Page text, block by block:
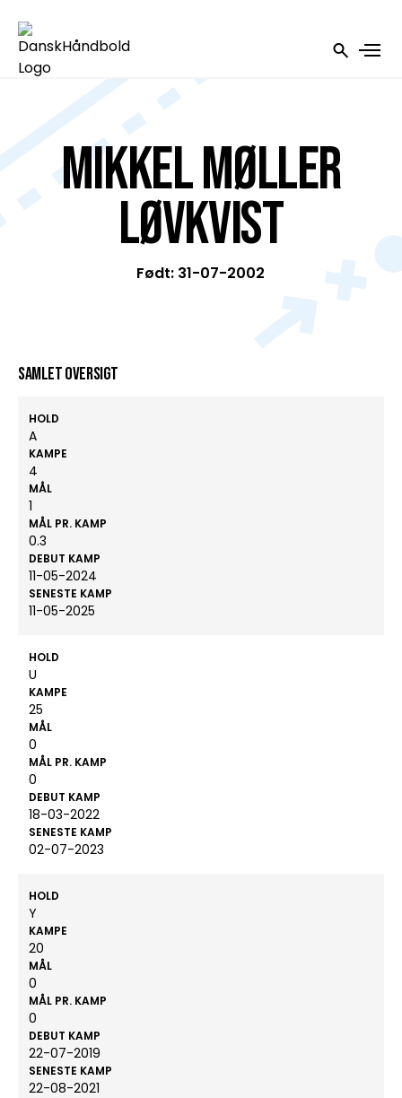
Mikkel Møller
Løvkvist
Født: 31-07-2002
Samlet oversigt
HOLD
A
KAMPE
4
MÅL
1
MÅL PR. KAMP
0.3
DEBUT KAMP
11-05-2024
SENESTE KAMP
11-05-2025
HOLD
U
KAMPE
25
MÅL
0
MÅL PR. KAMP
0
DEBUT KAMP
18-03-2022
SENESTE KAMP
02-07-2023
HOLD
Y
KAMPE
20
MÅL
0
MÅL PR. KAMP
0
DEBUT KAMP
22-07-2019
SENESTE KAMP
22-08-2021